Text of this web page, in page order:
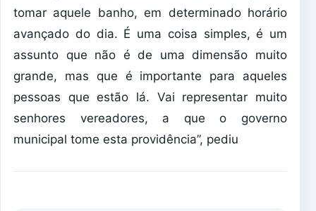
tomar aquele banho, em determinado horário
avançado do dia. É uma coisa simples, é um
assunto que não é de uma dimensão muito
grande, mas que é importante para aqueles
pessoas que estão lá. Vai representar muito
senhores vereadores, a que o governo
municipal tome esta providência”, pediu